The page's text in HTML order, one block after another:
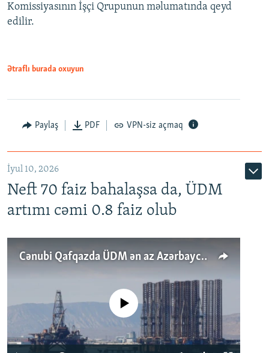
Komissiyasının İşçi Qrupunun məlumatında qeyd
edilir.
Ətraflı burada oxuyun
Paylaş PDF VPN-siz açmaq
İyul 10, 2026
Neft 70 faiz bahalaşsa da, ÜDM
artımı cəmi 0.8 faiz olub
Cənubi Qafqazda ÜDM ən az Azərbaycanda artır: Qonşuları niyə Bakını qabaqlaya bilir?
No media source currently available